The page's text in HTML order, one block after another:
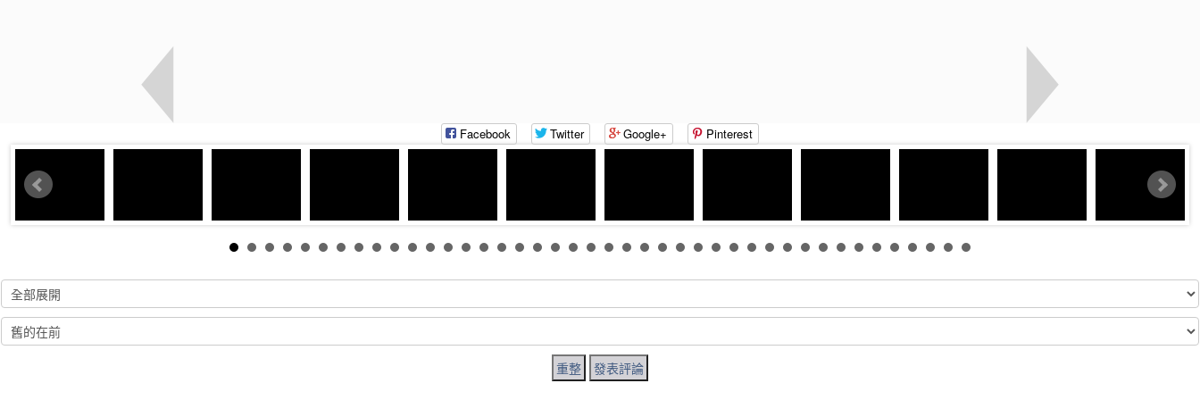
Facebook Twitter Google+ Pinterest